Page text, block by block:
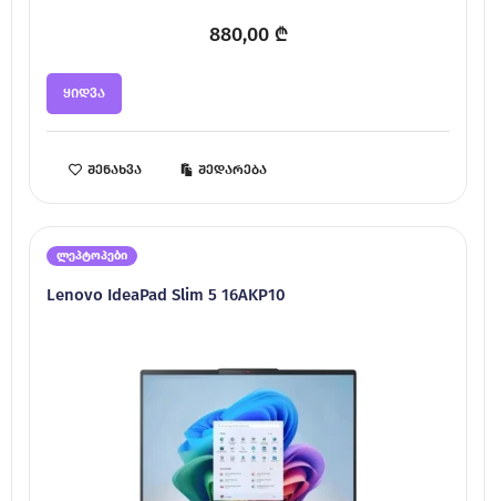
880,00 ₾
ყიდვა
შენახვა შედარება
ლეპტოპები
Lenovo IdeaPad Slim 5 16AKP10